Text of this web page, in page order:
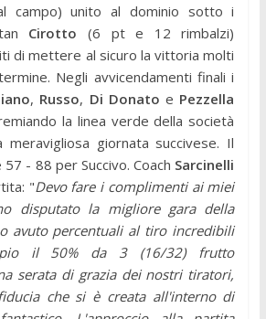
campo) unito al dominio sotto i
Cirotto (6 pt e 12 rimbalzi)
di mettere al sicuro la vittoria molti
Negli avvicendamenti finali i
, Russo, Di Donato e Pezzella
la linea verde della società
meravigliosa giornata succivese. Il
- 88 per Succivo. Coach Sarcinelli
"Devo fare i complimenti ai miei
disputato la migliore gara della
avuto percentuali al tiro incredibili
il 50% da 3 (16/32) frutto
serata di grazia dei nostri tiratori,
che si è creata all'interno di